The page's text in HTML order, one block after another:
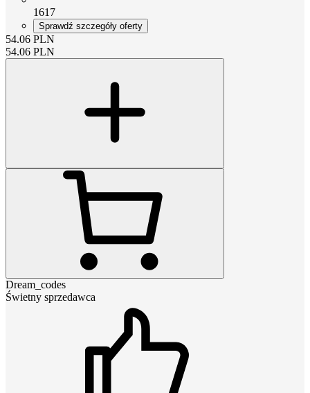
1617
Sprawdź szczegóły oferty
54.06 PLN
54.06 PLN
Dream_codes
Świetny sprzedawca